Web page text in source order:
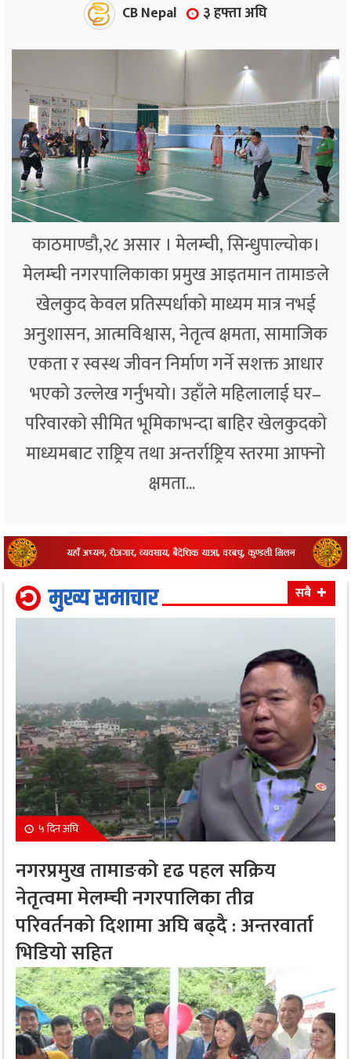
CB Nepal ३ हफ्ता अघि
काठमाण्डौ,२८ असार । मेलम्ची, सिन्धुपाल्चोक।
मेलम्ची नगरपालिकाका प्रमुख आइतमान तामाङले
खेलकुद केवल प्रतिस्पर्धाको माध्यम मात्र नभई
अनुशासन, आत्मविश्वास, नेतृत्व क्षमता, सामाजिक
एकता र स्वस्थ जीवन निर्माण गर्ने सशक्त आधार
भएको उल्लेख गर्नुभयो। उहाँले महिलालाई घर–
परिवारको सीमित भूमिकाभन्दा बाहिर खेलकुदको
माध्यमबाट राष्ट्रिय तथा अन्तर्राष्ट्रिय स्तरमा आफ्नो
क्षमता...
मुख्य समाचार सबै
५ दिन अघि
नगरप्रमुख तामाङको दृढ पहल सक्रिय
नेतृत्वमा मेलम्ची नगरपालिका तीव्र
परिवर्तनको दिशामा अघि बढ्दै : अन्तरवार्ता
भिडियो सहित